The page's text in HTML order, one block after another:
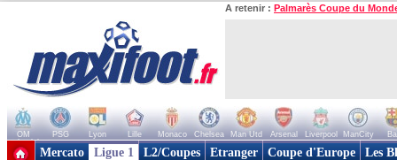
A retenir : Palmarès Coupe du
OM PSG Lyon Lille Monaco Chelsea Man Utd Arsenal Liverpool ManCity
+ de clubs
Mercato Ligue 1 L2/Coupes Etranger Coupe d'Europe Les